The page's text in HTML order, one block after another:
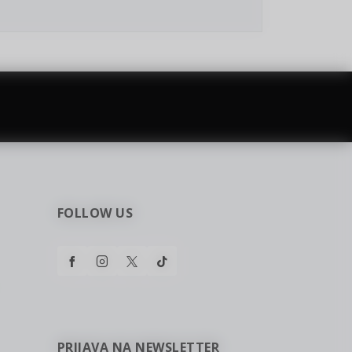
FOLLOW US
PRIJAVA NA NEWSLETTER